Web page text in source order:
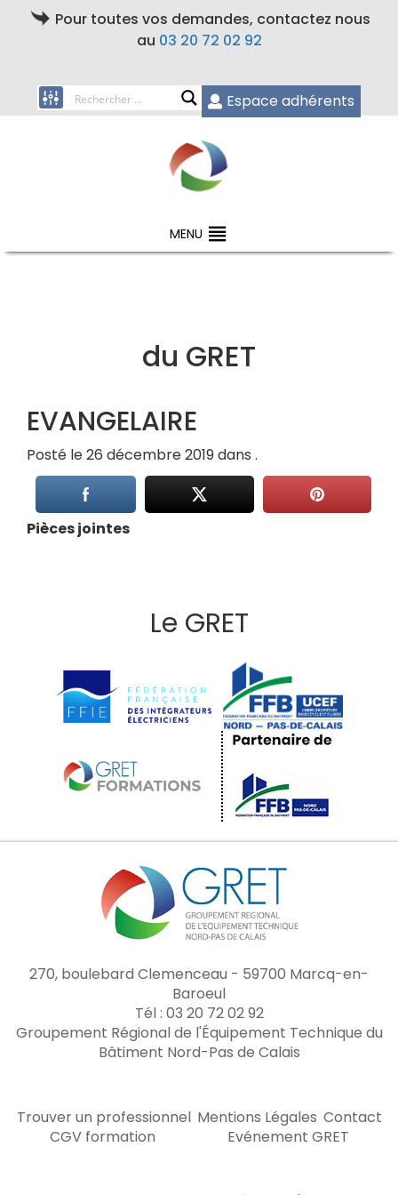
Pour toutes vos demandes, contactez nous
au 03 20 72 02 92
Espace adhérents
MENU
du GRET
EVANGELAIRE
Posté le 26 décembre 2019 dans .
Pièces jointes
Le GRET
270, boulebard Clemenceau - 59700 Marcq-en-
Baroeul
Tél : 03 20 72 02 92
Groupement Régional de l'Équipement Technique du
Bâtiment Nord-Pas de Calais
Trouver un professionnel Mentions Légales Contact
CGV formation
Evénement GRET